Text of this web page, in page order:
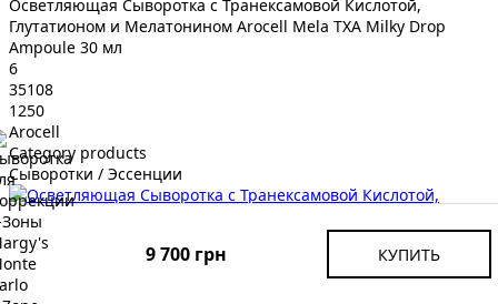
9 700 грн КУПИТЬ
Осветляющая Сыворотка с Транексамовой Кислотой,
Глутатионом и Мелатонином Arocell Mela TXA Milky Drop
Ampoule 30 мл
6
35108
1250
Arocell
Category products
Сыворотки / Эссенции
Arocell
Осветляющая Сыворотка с Транексамовой Кислотой,